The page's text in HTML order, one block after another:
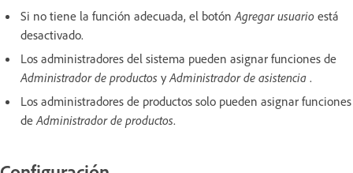
Si no tiene la función adecuada, el botónAgregar usuario está
desactivado.
Los administradores del sistema pueden asignar funciones de
Administrador de productos yAdministrador de asistencia .
Los administradores de productos solo pueden asignar funciones
deAdministrador de productos.